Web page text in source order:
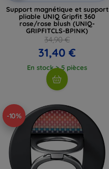
Support magnétique et support
pliable UNIQ Gripfit 360
rose/rose blush (UNIQ-
GRIPFITCLS-BPINK)
34,90 €
31,40 €
En stock > 5 pièces
-10%